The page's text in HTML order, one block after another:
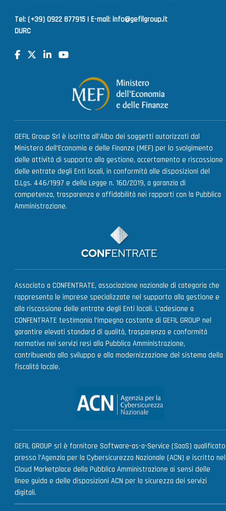
Tel: (+39) 0922 877915 | E-mail: info@gefilgroup.it
DURC
GEFIL Group Srl è iscritta all’Albo dei soggetti autorizzati dal
Ministero dell’Economia e delle Finanze (MEF) per lo svolgimento
delle attività di supporto alla gestione, accertamento e riscossione
delle entrate degli Enti locali, in conformità alle disposizioni del
D.Lgs. 446/1997 e della Legge n. 160/2019, a garanzia di
competenza, trasparenza e affidabilità nei rapporti con la Pubblica
Amministrazione.
Associato a CONFENTRATE, associazione nazionale di categoria che
rappresenta le imprese specializzate nel supporto alla gestione e
alla riscossione delle entrate degli Enti locali. L’adesione a
CONFENTRATE testimonia l’impegno costante di GEFIL GROUP nel
garantire elevati standard di qualità, trasparenza e conformità
normativa nei servizi resi alla Pubblica Amministrazione,
contribuendo allo sviluppo e alla modernizzazione del sistema della
fiscalità locale.
GEFIL GROUP srl è fornitore Software-as-a-Service (SaaS) qualificato
presso l’Agenzia per la Cybersicurezza Nazionale (ACN) e iscritto nel
Cloud Marketplace della Pubblica Amministrazione ai sensi delle
linee guida e delle disposizioni ACN per la sicurezza dei servizi
digitali.